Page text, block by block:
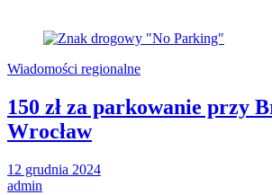
Wiadomości regionalne
150 zł za parkowanie przy
Wrocław
12 grudnia 2024
admin